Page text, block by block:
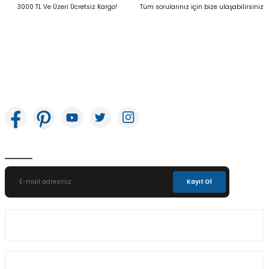
Gönder
3000 TL Ve Üzeri Ücretsiz Kargo! Tüm sorularınız için bize ulaşabilirsiniz
Kayıt Ol